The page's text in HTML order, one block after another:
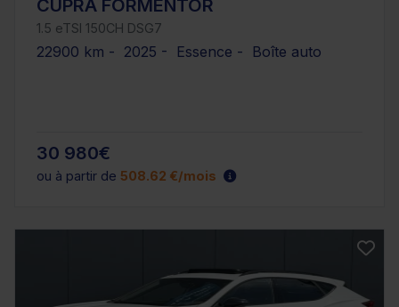
CUPRA FORMENTOR
1.5 eTSI 150CH DSG7
22900 km - 2025 - Essence - Boîte auto
30 980€
ou à partir de 508.62 €/mois